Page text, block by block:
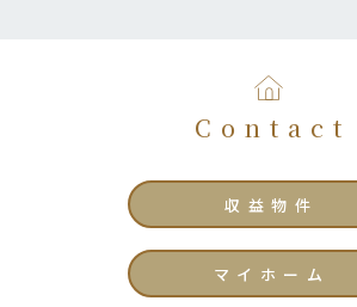
Contact
収益物件
マイホーム